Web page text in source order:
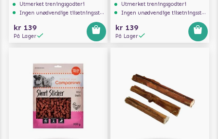
Utmerket treningsgodteri
Ingen unødvendige tilsetningsstoffer
kr 139
På Lager
Utmerket treningsgodteri
Ingen unødvendige tilsetningsstoffer
kr 139
På Lager